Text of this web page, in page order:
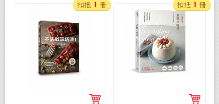
扣抵 1 冊 扣抵 1 冊